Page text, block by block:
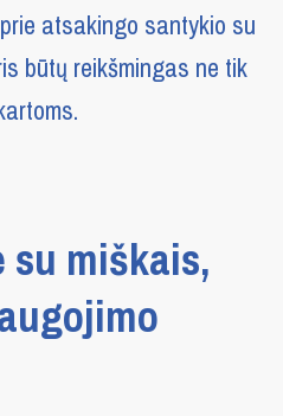
atsakingo santykio su
būtų reikšmingas ne tik
miškais,